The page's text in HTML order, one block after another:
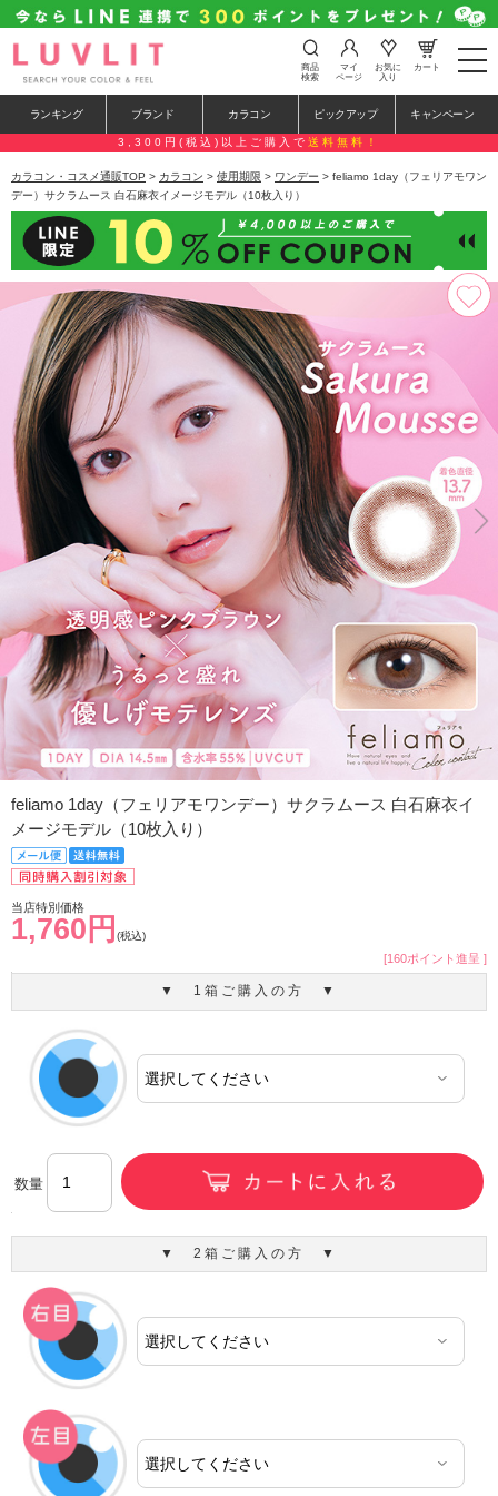
t
o
e
n
a
a
i
o
n
商品
検索
マイ
ページ
お気に
入り
カート
ランキング ブランド カラコン ピックアップ キャンペーン
3,300円(税込)以上ご購入で 送料無料！
カラコン・コスメ通販TOP > カラコン > 使用期限 > ワンデー > feliamo 1day（フェリアモワン
デー）サクラムース 白石麻衣イメージモデル（10枚入り）
feliamo 1day（フェリアモワンデー）サクラムース 白石麻衣イ
メージモデル（10枚入り）
当店特別価格
1,760円 (税込)
[160ポイント進呈 ]
▼ 1箱ご購入の方 ▼
数量
▼ 2箱ご購入の方 ▼